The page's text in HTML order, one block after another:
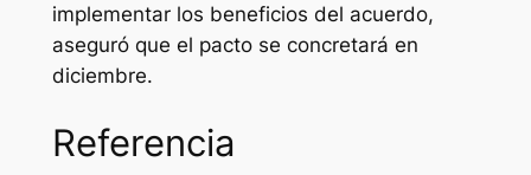
implementar los beneficios del acuerdo,
aseguró que el pacto se concretará en
diciembre.
Referencia